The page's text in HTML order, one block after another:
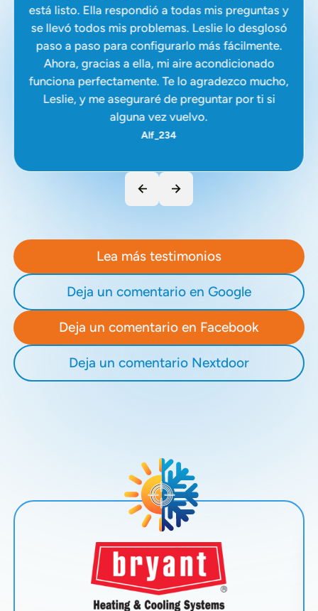
está listo. Ella respondió a todas mis preguntas y
se llevó todos mis problemas. Leslie lo desglosó
paso a paso para configurarlo más fácilmente.
Ahora, gracias a ella, mi aire acondicionado
funciona perfectamente. Te lo agradezco mucho,
Leslie, y me aseguraré de preguntar por ti si
alguna vez vuelvo.
Alf_234
Lea más testimonios
Deja un comentario en Google
Deja un comentario en Facebook
Deja un comentario Nextdoor